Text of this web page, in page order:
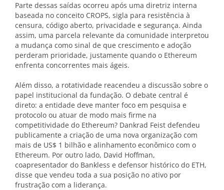
Parte dessas saídas ocorreu após uma diretriz interna
baseada no conceito CROPS, sigla para resistência à
censura, código aberto, privacidade e segurança. Ainda
assim, uma parcela relevante da comunidade interpretou
a mudança como sinal de que crescimento e adoção
perderam prioridade, justamente quando o Ethereum
enfrenta concorrentes mais ágeis.
Além disso, a rotatividade reacendeu a discussão sobre o
papel institucional da fundação. O debate central é
direto: a entidade deve manter foco em pesquisa e
protocolo ou atuar de modo mais firme na
competitividade do Ethereum? Dankrad Feist defendeu
publicamente a criação de uma nova organização com
mais de US$ 1 bilhão e alinhamento econômico com o
Ethereum. Por outro lado, David Hoffman,
coapresentador do Bankless e defensor histórico do ETH,
disse que vendeu toda a sua posição no ativo por
frustração com a liderança.